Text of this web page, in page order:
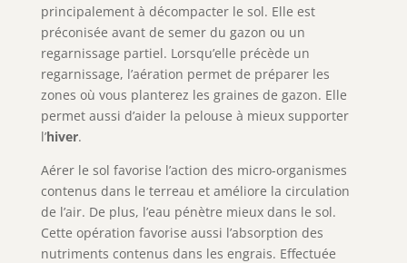
principalement à décompacter le sol. Elle est
préconisée avant de semer du gazon ou un
regarnissage partiel. Lorsqu’elle précède un
regarnissage, l’aération permet de préparer les
zones où vous planterez les graines de gazon. Elle
permet aussi d’aider la pelouse à mieux supporter
l’hiver.
Aérer le sol favorise l’action des micro-organismes
contenus dans le terreau et améliore la circulation
de l’air. De plus, l’eau pénètre mieux dans le sol.
Cette opération favorise aussi l’absorption des
nutriments contenus dans les engrais. Effectuée